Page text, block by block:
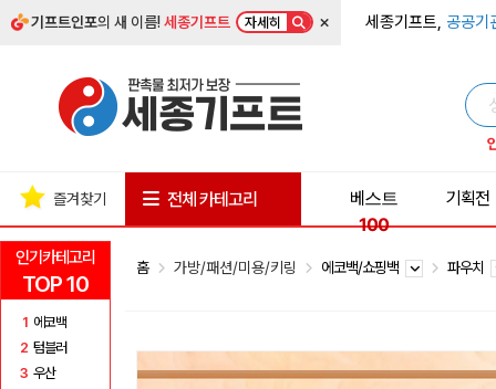
기프트인포의 새 이름!세종기프트 자세히 × 세종기프트, 공공기
인기카테고리
TOP 10
1 에코백
2 텀블러
3 우산
즐겨찾기 전체 카테고리
베스트
100
기획전
홈 가방/패션/미용/키링 에코백/쇼핑백 파우치